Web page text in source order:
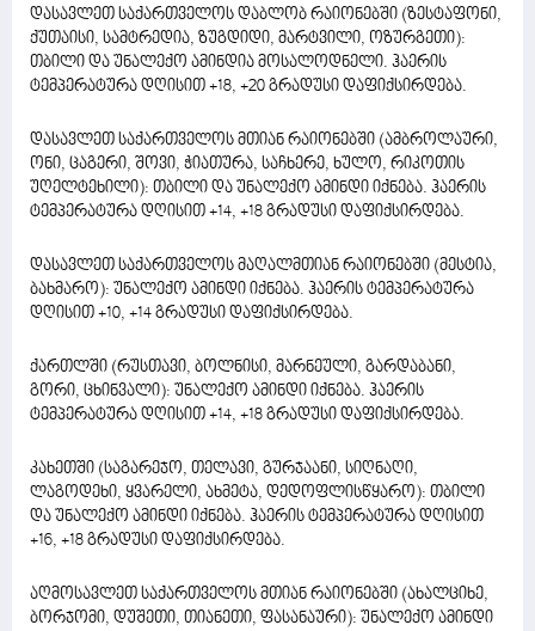
დასავლეთ საქართველოს დაბლობ რაიონებში (ზესტაფონი,
ქუთაისი, სამტრედია, ზუგდიდი, მარტვილი, ოზურგეთი):
თბილი და უნალექო ამინდია მოსალოდნელი. ჰაერის
ტემპერატურა დღისით +18, +20 გრადუსი დაფიქსირდება.
დასავლეთ საქართველოს მთიან რაიონებში (ამბროლაური,
ონი, ცაგერი, შოვი, ჭიათურა, საჩხერე, ხულო, რიკოთის
უღელტეხილი): თბილი და უნალექო ამინდი იქნება. ჰაერის
ტემპერატურა დღისით +14, +18 გრადუსი დაფიქსირდება.
დასავლეთ საქართველოს მაღალმთიან რაიონებში (მესტია,
ბახმარო): უნალექო ამინდი იქნება. ჰაერის ტემპერატურა
დღისით +10, +14 გრადუსი დაფიქსირდება.
ქართლში (რუსთავი, ბოლნისი, მარნეული, გარდაბანი,
გორი, ცხინვალი): უნალექო ამინდი იქნება. ჰაერის
ტემპერატურა დღისით +14, +18 გრადუსი დაფიქსირდება.
კახეთში (საგარეჯო, თელავი, გურჯაანი, სიღნაღი,
ლაგოდეხი, ყვარელი, ახმეტა, დედოფლისწყარო): თბილი
და უნალექო ამინდი იქნება. ჰაერის ტემპერატურა დღისით
+16, +18 გრადუსი დაფიქსირდება.
აღმოსავლეთ საქართველოს მთიან რაიონებში (ახალციხე,
ბორჯომი, დუშეთი, თიანეთი, ფასანაური): უნალექო ამინდი